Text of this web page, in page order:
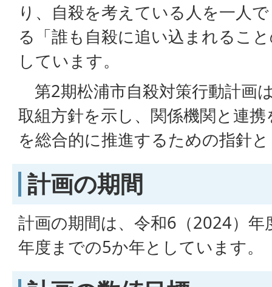
り、自殺を考えている人を一人
る「誰も自殺に追い込まれるこ
しています。
第2期松浦市自殺対策行動計画
取組方針を示し、関係機関と連
を総合的に推進するための指針
計画の期間
計画の期間は、令和6（2024）
年度までの5か年としています。